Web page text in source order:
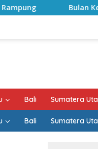
Kemerdekaan, Bupati
Bali Sumatera
Bali Sumatera